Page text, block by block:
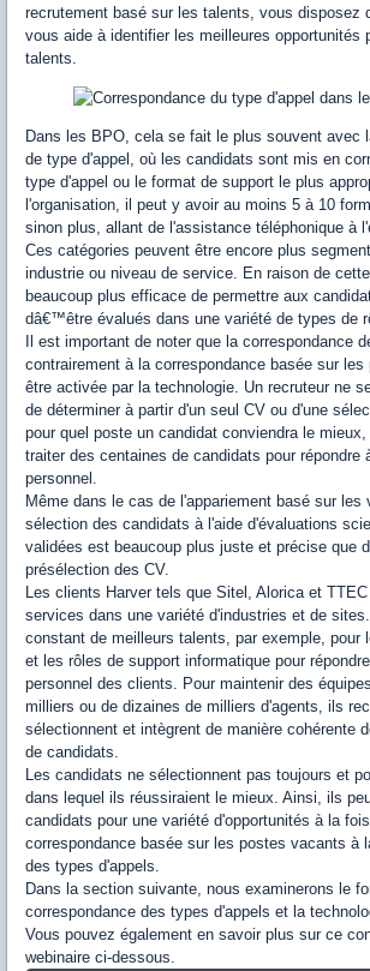
recrutement basé sur les talents, vous disposez
vous aide à identifier les meilleures opportunités
talents.
Dans les BPO, cela se fait le plus souvent avec
de type d'appel, où les candidats sont mis en
type d'appel ou le format de support le plus
l'organisation, il peut y avoir au moins 5 à 10
sinon plus, allant de l'assistance téléphonique à
Ces catégories peuvent être encore plus
industrie ou niveau de service. En raison de
beaucoup plus efficace de permettre aux
dâ€™être évalués dans une variété de types de
Il est important de noter que la correspondance
contrairement à la correspondance basée sur
être activée par la technologie. Un recruteur ne
de déterminer à partir d'un seul CV ou d'une
pour quel poste un candidat conviendra le
traiter des centaines de candidats pour répondre
personnel.
Même dans le cas de l'appariement basé sur les
sélection des candidats à l'aide d'évaluations
validées est beaucoup plus juste et précise que
présélection des CV.
Les clients Harver tels que Sitel, Alorica et
services dans une variété d'industries et de
constant de meilleurs talents, par exemple, pour
et les rôles de support informatique pour
personnel des clients. Pour maintenir des
milliers ou de dizaines de milliers d'agents, ils
sélectionnent et intègrent de manière cohérente
de candidats.
Les candidats ne sélectionnent pas toujours et
dans lequel ils réussiraient le mieux. Ainsi, ils
candidats pour une variété d'opportunités à la
correspondance basée sur les postes vacants à
des types d'appels.
Dans la section suivante, nous examinerons le
correspondance des types d'appels et la
Vous pouvez également en savoir plus sur ce
webinaire ci-dessous.